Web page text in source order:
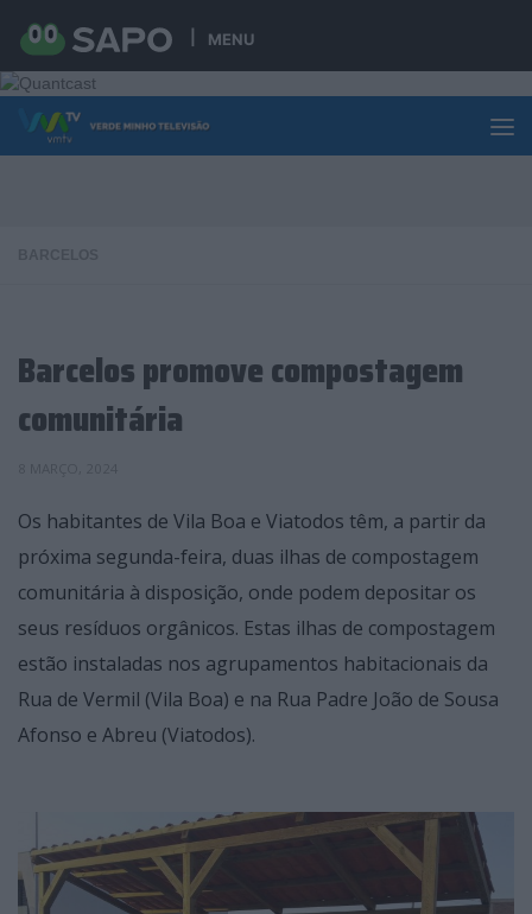
MENU
Skip to content
Barcelos promove compostagem
comunitária
Os habitantes de Vila Boa e Viatodos têm, a partir da
próxima segunda-feira, duas ilhas de compostagem
comunitária à disposição, onde podem depositar os
seus resíduos orgânicos. Estas ilhas de compostagem
estão instaladas nos agrupamentos habitacionais da
Rua de Vermil (Vila Boa) e na Rua Padre João de Sousa
Afonso e Abreu (Viatodos).